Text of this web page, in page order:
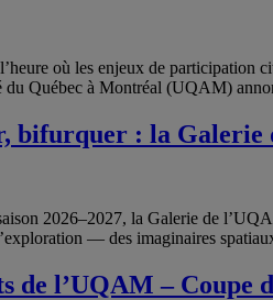
où les enjeux de participation
du Québec à Montréal (UQAM)
bifurquer : la Galerie
2026–2027, la Galerie de
— des imaginaires
de l’UQAM – Coupe